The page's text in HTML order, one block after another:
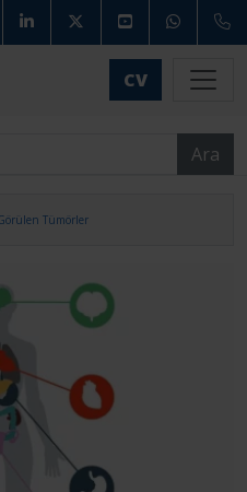
CV
Ara
Tümörler